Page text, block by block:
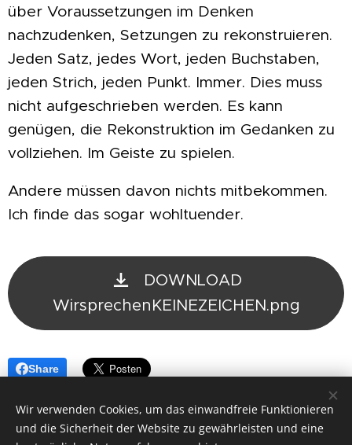
über Voraussetzungen im Denken
nachzudenken, Setzungen zu rekonstruieren.
Jeden Satz, jedes Wort, jeden Buchstaben,
jeden Strich, jeden Punkt. Immer. Dies muss
nicht aufgeschrieben werden. Es kann
genügen, die Rekonstruktion im Gedanken zu
vollziehen. Im Geiste zu spielen.
Andere müssen davon nichts mitbekommen.
Ich finde das sogar wohltuender.
DOWNLOAD
WirsprechenKEINEZEICHEN.png
Share
Wir verwenden Cookies, um das einwandfreie Funktionieren
und die Sicherheit der Website zu gewährleisten und eine